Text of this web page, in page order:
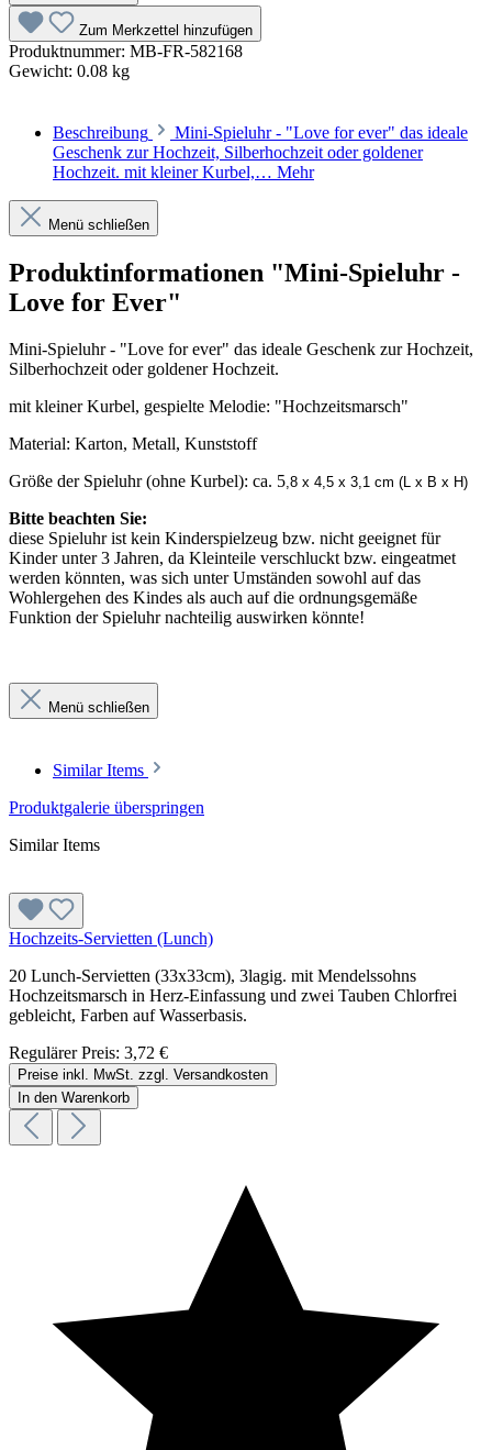
Zum Merkzettel hinzufügen
Produktnummer: MB-FR-582168
Gewicht: 0.08 kg
Beschreibung
Mini-Spieluhr - "Love for ever" das ideale
Geschenk zur Hochzeit, Silberhochzeit oder goldener
Hochzeit. mit kleiner Kurbel,… Mehr
Menü schließen
Produktinformationen "Mini-Spieluhr -
Love for Ever"
Mini-Spieluhr - "Love for ever" das ideale Geschenk zur Hochzeit,
Silberhochzeit oder goldener Hochzeit.
mit kleiner Kurbel, gespielte Melodie: "Hochzeitsmarsch"
Material: Karton, Metall, Kunststoff
Größe der Spieluhr (ohne Kurbel): ca. 5,8 x 4,5 x 3,1 cm (L x B x H)
Bitte beachten Sie:
diese Spieluhr ist kein Kinderspielzeug bzw. nicht geeignet für
Kinder unter 3 Jahren, da Kleinteile verschluckt bzw. eingeatmet
werden könnten, was sich unter Umständen sowohl auf das
Wohlergehen des Kindes als auch auf die ordnungsgemäße
Funktion der Spieluhr nachteilig auswirken könnte!
Menü schließen
Similar Items
Produktgalerie überspringen
Similar Items
Hochzeits-Servietten (Lunch)
20 Lunch-Servietten (33x33cm), 3lagig. mit Mendelssohns
Hochzeitsmarsch in Herz-Einfassung und zwei Tauben Chlorfrei
gebleicht, Farben auf Wasserbasis.
Regulärer Preis: 3,72 €
Preise inkl. MwSt. zzgl. Versandkosten
In den Warenkorb